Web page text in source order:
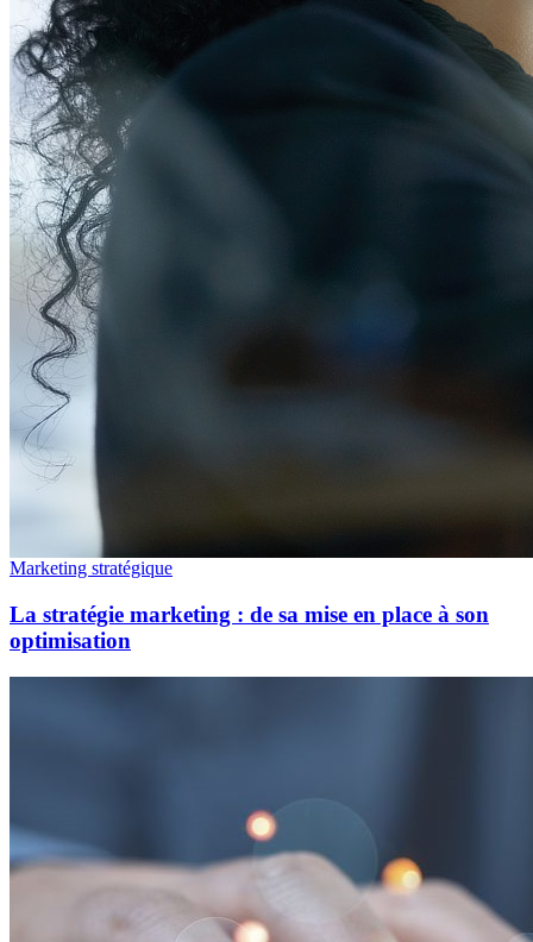
Marketing stratégique
La stratégie marketing : de sa mise en place à son
optimisation